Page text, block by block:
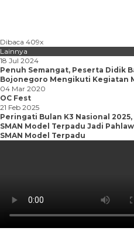
Dibaca 409x
Lainnya
18 Jul 2024
Penuh Semangat, Peserta Didik
Bojonegoro Mengikuti Kegiatan
04 Mar 2020
OC Fest
21 Feb 2025
Peringati Bulan K3 Nasional
SMAN Model Terpadu Jadi
SMAN Model Terpadu